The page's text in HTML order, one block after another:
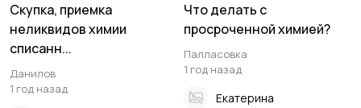
Скупка, приемка
неликвидов химии
списанн...
Данилов
1 год назад
Что делать с
просроченной химией?
Палласовка
1 год назад
Екатерина